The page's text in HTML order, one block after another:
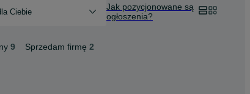
Ciebie
Jak pozycjonowane są
ogłoszenia?
9 Sprzedam firmę 2